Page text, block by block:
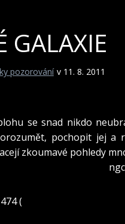
GALAXIE
pozorování v 11. 8. 2011
se snad nikdo
pochopit jej a
zkoumavé pohledy
(Scope, mount, camera: